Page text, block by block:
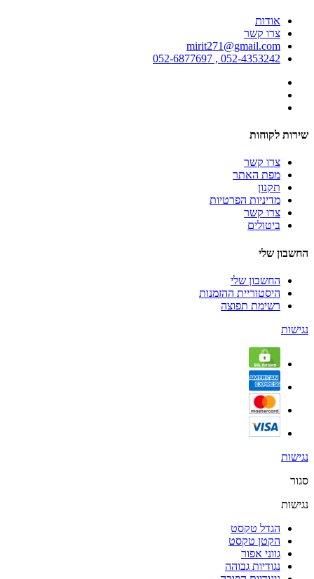
אודות
צרו קשר
mirit271@gmail.com
052-4353242 , 052-6877697
שירות לקוחות
צרו קשר
מפת האתר
תקנון
מדיניות הפרטיות
צרו קשר
ביטולים
החשבון שלי
החשבון שלי
היסטוריית ההזמנות
רשימת תפוצה
נגישות
נגישות
סגור
נגישות
הגדל טקסט
הקטן טקסט
גווני אפור
נגודיות גבוהה